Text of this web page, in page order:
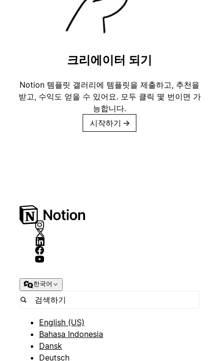
크리에이터 되기
Notion 템플릿 갤러리에 템플릿을 제출하고, 추천을
받고, 수익도 얻을 수 있어요. 모두 클릭 몇 번이면 가
능합니다.
시작하기 →
한국어
English (US)
Bahasa Indonesia
Dansk
Deutsch